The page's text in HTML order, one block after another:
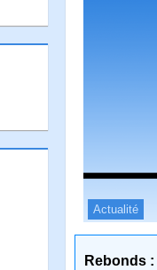
Actualité
Rebonds :